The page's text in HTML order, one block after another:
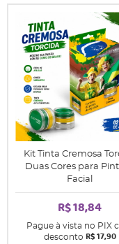
Kit Tinta Cremosa
Duas Cores para
Facial
R$ 18,84
Pague à vista no PIX
desconto R$ 17,90